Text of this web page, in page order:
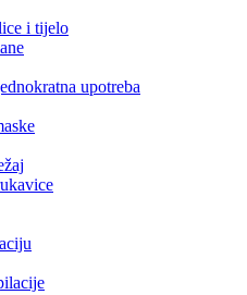
i tijelo
upotreba